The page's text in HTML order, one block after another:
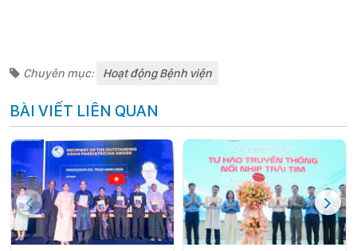
Chuyên mục: Hoạt động Bệnh viện
BÀI VIẾT LIÊN QUAN